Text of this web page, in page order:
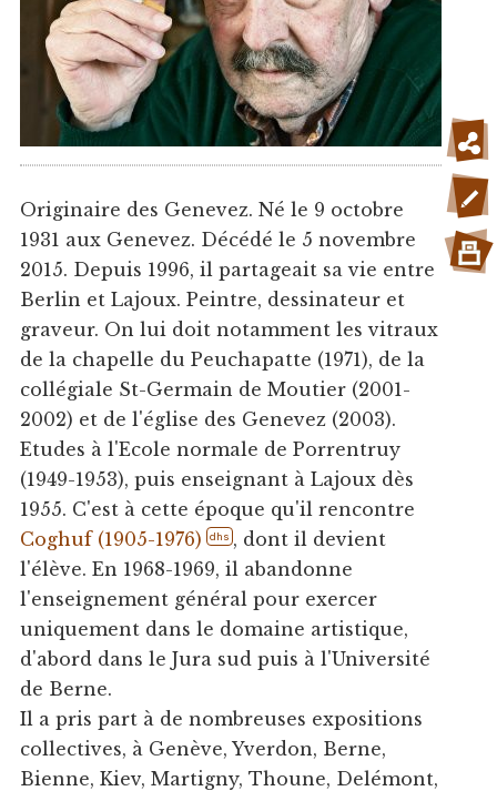
Originaire des Genevez. Né le 9 octobre
1931 aux Genevez. Décédé le 5 novembre
2015. Depuis 1996, il partageait sa vie entre
Berlin et Lajoux. Peintre, dessinateur et
graveur. On lui doit notamment les vitraux
de la chapelle du Peuchapatte (1971), de la
collégiale St-Germain de Moutier (2001-
2002) et de l'église des Genevez (2003).
Etudes à l'Ecole normale de Porrentruy
(1949-1953), puis enseignant à Lajoux dès
1955. C'est à cette époque qu'il rencontre
Coghuf (1905-1976)
dhs , dont il devient
l'élève. En 1968-1969, il abandonne
l'enseignement général pour exercer
uniquement dans le domaine artistique,
d'abord dans le Jura sud puis à l'Université
de Berne.
Il a pris part à de nombreuses expositions
collectives, à Genève, Yverdon, Berne,
Bienne, Kiev, Martigny, Thoune, Delémont,